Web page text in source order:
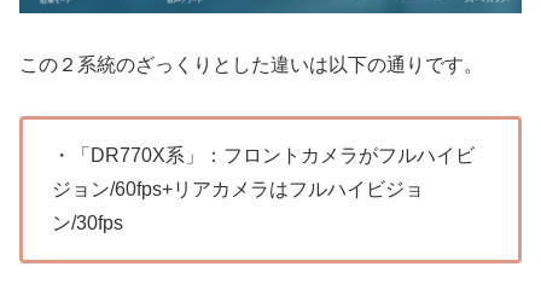
この２系統のざっくりとした違いは以下の通りです。
・「DR770X系」：フロントカメラがフルハイビ
ジョン/60fps+リアカメラはフルハイビジョ
ン/30fps